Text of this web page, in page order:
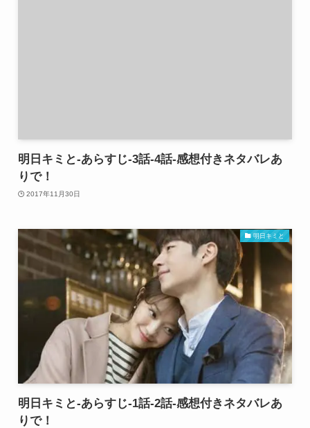
明日キミと-あらすじ-3話-4話-感想付きネタバレあ
りで！
2017年11月30日
明日キミと
明日キミと-あらすじ-1話-2話-感想付きネタバレあ
りで！